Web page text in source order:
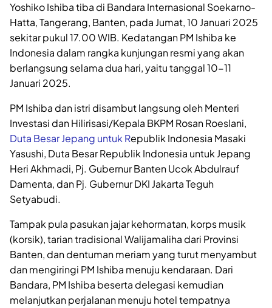
Yoshiko Ishiba tiba di Bandara Internasional Soekarno-
Hatta, Tangerang, Banten, pada Jumat, 10 Januari 2025
sekitar pukul 17.00 WIB. Kedatangan PM Ishiba ke
Indonesia dalam rangka kunjungan resmi yang akan
berlangsung selama dua hari, yaitu tanggal 10-11
Januari 2025.
PM Ishiba dan istri disambut langsung oleh Menteri
Investasi dan Hilirisasi/Kepala BKPM Rosan Roeslani,
Duta Besar Jepang untuk Republik Indonesia Masaki
Yasushi, Duta Besar Republik Indonesia untuk Jepang
Heri Akhmadi, Pj. Gubernur Banten Ucok Abdulrauf
Damenta, dan Pj. Gubernur DKI Jakarta Teguh
Setyabudi.
Tampak pula pasukan jajar kehormatan, korps musik
(korsik), tarian tradisional Walijamaliha dari Provinsi
Banten, dan dentuman meriam yang turut menyambut
dan mengiringi PM Ishiba menuju kendaraan. Dari
Bandara, PM Ishiba beserta delegasi kemudian
melanjutkan perjalanan menuju hotel tempatnya